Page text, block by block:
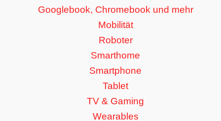
Googlebook, Chromebook und mehr
Mobilität
Roboter
Smarthome
Smartphone
Tablet
TV & Gaming
Wearables